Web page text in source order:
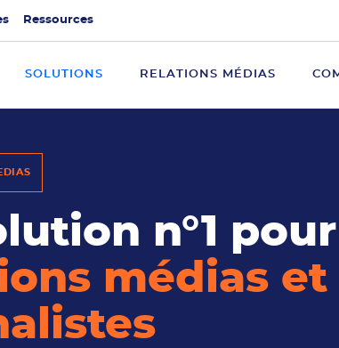
Ressources
SOLUTIONS RELATIONS MÉDIAS
n°1
médias et